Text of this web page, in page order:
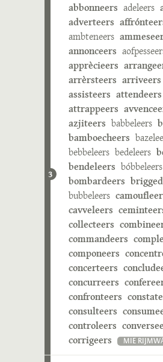
3
abbonneers adeleers
adverteers
ambteneers
annonceers
apprècieers
arrèrsteers arriveers
assisteers attendeers
attrappeers
azjiteers babbeleers
bamboecheers
bebbeleers bedeleers
bendeleers bóbbeleers
bombardeers
bubbeleers
cavveleers
collecteers
commandeers
componeers
concerteers
concurreers
confronteers
consulteers
controleers
corrigeers
MIE